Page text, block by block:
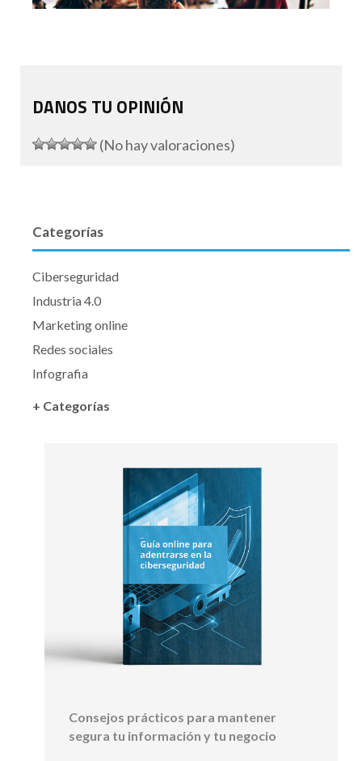
DANOS TU OPINIÓN
(No hay valoraciones)
Categorías
Ciberseguridad
Industria 4.0
Marketing online
Redes sociales
Infografia
+ Categorías
Consejos prácticos para mantener
segura tu información y tu negocio